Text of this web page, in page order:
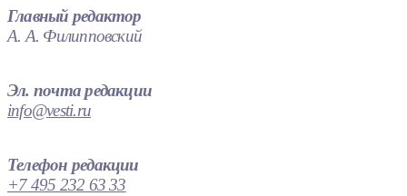
Главный редактор
А. А. Филипповский
Эл. почта редакции
info@vesti.ru
Телефон редакции
+7 495 232 63 33